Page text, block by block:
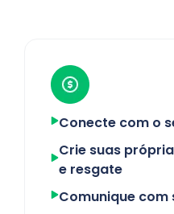
Conecte com o
Crie suas
e resgate
Comunique com